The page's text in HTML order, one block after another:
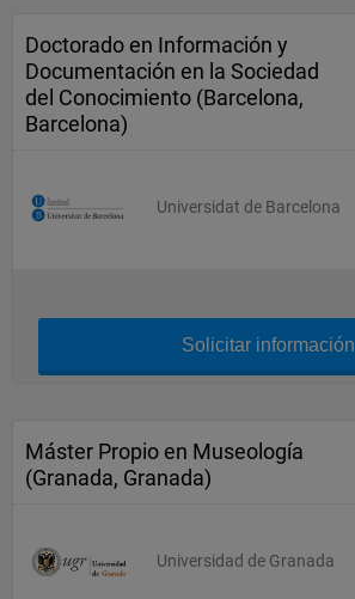
Doctorado en Información y
Documentación en la Sociedad
del Conocimiento (Barcelona,
Barcelona)
Universidat de Barcelona
Solicitar información
Máster Propio en Museología
(Granada, Granada)
Universidad de Granada